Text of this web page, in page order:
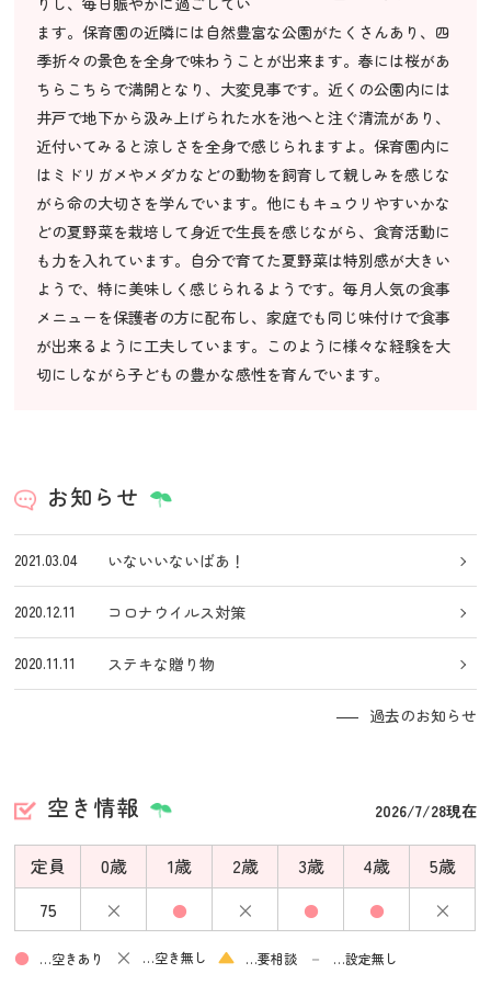
ます。保育園の近隣には自然豊富な公園がたくさんあり、四
季折々の景色を全身で味わうことが出来ます。春には桜があ
ちらこちらで満開となり、大変見事です。近くの公園内には
井戸で地下から汲み上げられた水を池へと注ぐ清流があり、
近付いてみると涼しさを全身で感じられますよ。保育園内に
はミドリガメやメダカなどの動物を飼育して親しみを感じな
がら命の大切さを学んでいます。他にもキュウリやすいかな
どの夏野菜を栽培して身近で生長を感じながら、食育活動に
も力を入れています。自分で育てた夏野菜は特別感が大きい
ようで、特に美味しく感じられるようです。毎月人気の食事
メニューを保護者の方に配布し、家庭でも同じ味付けで食事
が出来るように工夫しています。このように様々な経験を大
切にしながら子どもの豊かな感性を育んでいます。
お知らせ
2021.03.04 いないいないばあ！
2020.12.11 コロナウイルス対策
2020.11.11 ステキな贈り物
過去のお知らせ
空き情報 2026/7/28現在
定員 0歳 1歳 2歳 3歳 4歳
5歳
75
× ● × ● ● ×
● …空きあり × …空き無し ▲ …要相談 － …設定無し